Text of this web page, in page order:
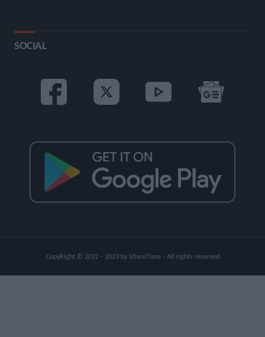
SOCIAL
CopyRight © 2022 - 2023 by StivosTime - All rights reserved